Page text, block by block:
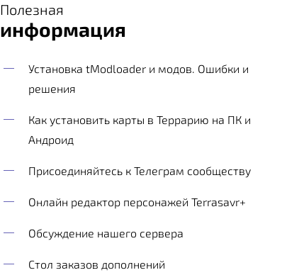
Полезная
информация
Установка tModloader и модов. Ошибки и
решения
Как установить карты в Террарию на ПК и
Андроид
Присоединяйтесь к Телеграм сообществу
Онлайн редактор персонажей Terrasavr+
Обсуждение нашего сервера
Стол заказов дополнений